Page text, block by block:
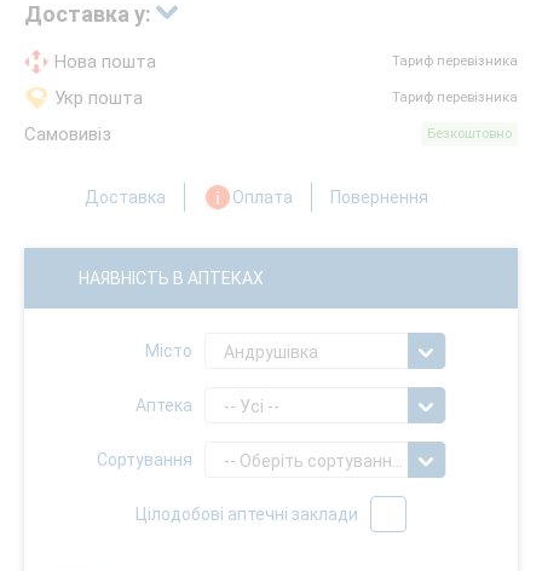
Доставка у:
Нова пошта Тариф перевізника
Укр пошта Тариф перевізника
Самовивіз Безкоштовно
Доставка Оплата Повернення
НАЯВНІСТЬ В АПТЕКАХ
Місто Андрушівка
Аптека -- Усі --
Сортування
Цілодобові аптечні заклади